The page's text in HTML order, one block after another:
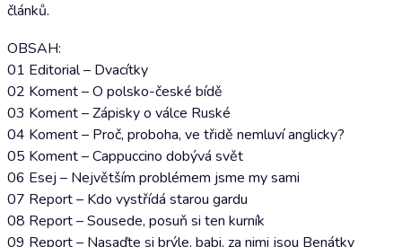
článků.
OBSAH:
01 Editorial – Dvacítky
02 Koment – O polsko-české bídě
03 Koment – Zápisky o válce Ruské
04 Koment – Proč, proboha, ve třidě nemluví anglicky?
05 Koment – Cappuccino dobývá svět
06 Esej – Největším problémem jsme my sami
07 Report – Kdo vystřídá starou gardu
08 Report – Sousede, posuň si ten kurník
09 Report – Nasaďte si brýle, babi, za nimi jsou Benátky